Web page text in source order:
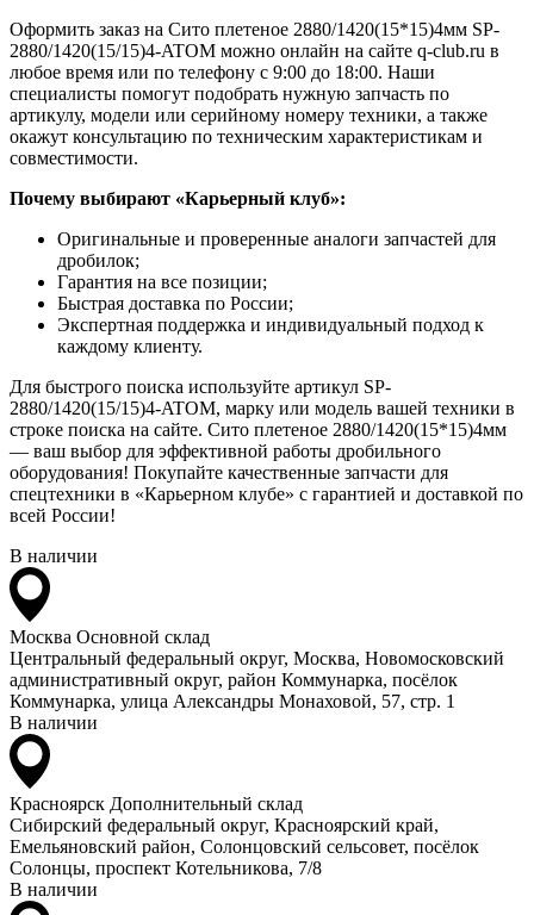
Оформить заказ на Сито плетеное 2880/1420(15*15)4мм SP-
2880/1420(15/15)4-ATOM можно онлайн на сайте q-club.ru в
любое время или по телефону с 9:00 до 18:00. Наши
специалисты помогут подобрать нужную запчасть по
артикулу, модели или серийному номеру техники, а также
окажут консультацию по техническим характеристикам и
совместимости.
Почему выбирают «Карьерный клуб»:
Оригинальные и проверенные аналоги запчастей для
дробилок;
Гарантия на все позиции;
Быстрая доставка по России;
Экспертная поддержка и индивидуальный подход к
каждому клиенту.
Для быстрого поиска используйте артикул SP-
2880/1420(15/15)4-ATOM, марку или модель вашей техники в
строке поиска на сайте. Сито плетеное 2880/1420(15*15)4мм
— ваш выбор для эффективной работы дробильного
оборудования! Покупайте качественные запчасти для
спецтехники в «Карьерном клубе» с гарантией и доставкой по
всей России!
В наличии
Москва Основной склад
Центральный федеральный округ, Москва, Новомосковский
административный округ, район Коммунарка, посёлок
Коммунарка, улица Александры Монаховой, 57, стр. 1
В наличии
Красноярск Дополнительный склад
Сибирский федеральный округ, Красноярский край,
Емельяновский район, Солонцовский сельсовет, посёлок
Солонцы, проспект Котельникова, 7/8
В наличии